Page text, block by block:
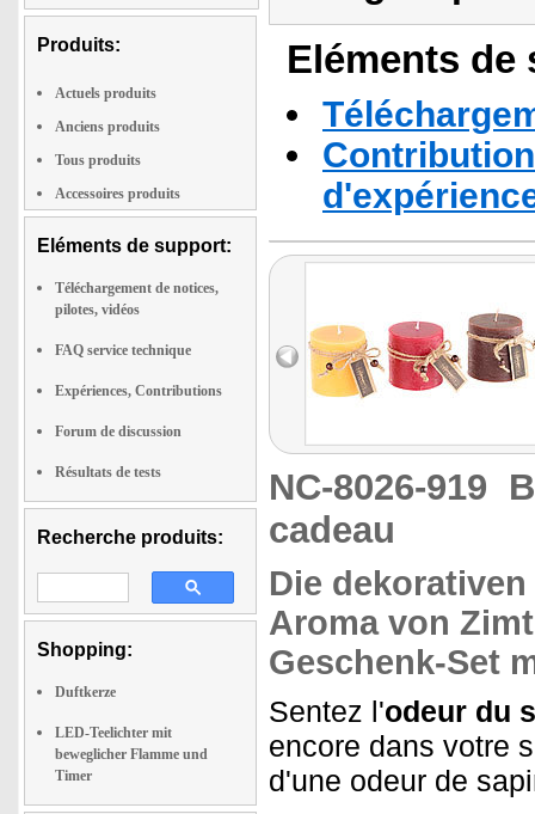
Produits:
Actuels produits
Anciens produits
Tous produits
Accessoires produits
Eléments de support:
Téléchargement de notices,
pilotes, vidéos
FAQ service technique
Expériences, Contributions
Forum de discussion
Résultats de tests
Recherche produits:
Shopping:
Duftkerze
LED-Teelichter mit
beweglicher Flamme und
Timer
Eléments
NC-8026-919
cadeau
Die dekorativen
Aroma von
Geschenk-Set
Sentez l'odeur du
encore dans votre
d'une odeur de